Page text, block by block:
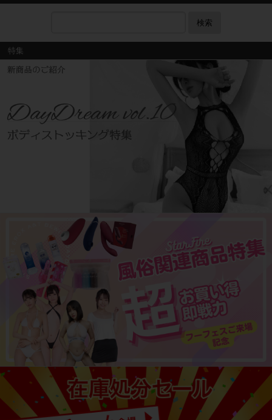
検索
特集